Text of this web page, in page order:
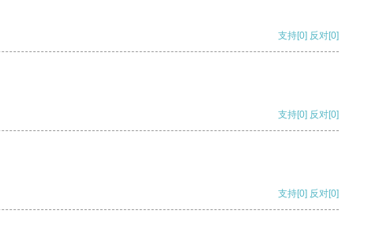
支持[0] 反对[0]
支持[0] 反对[0]
支持[0] 反对[0]